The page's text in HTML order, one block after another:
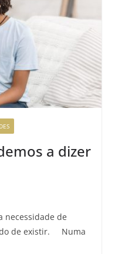
a dizer
necessidade de
de existir. Numa